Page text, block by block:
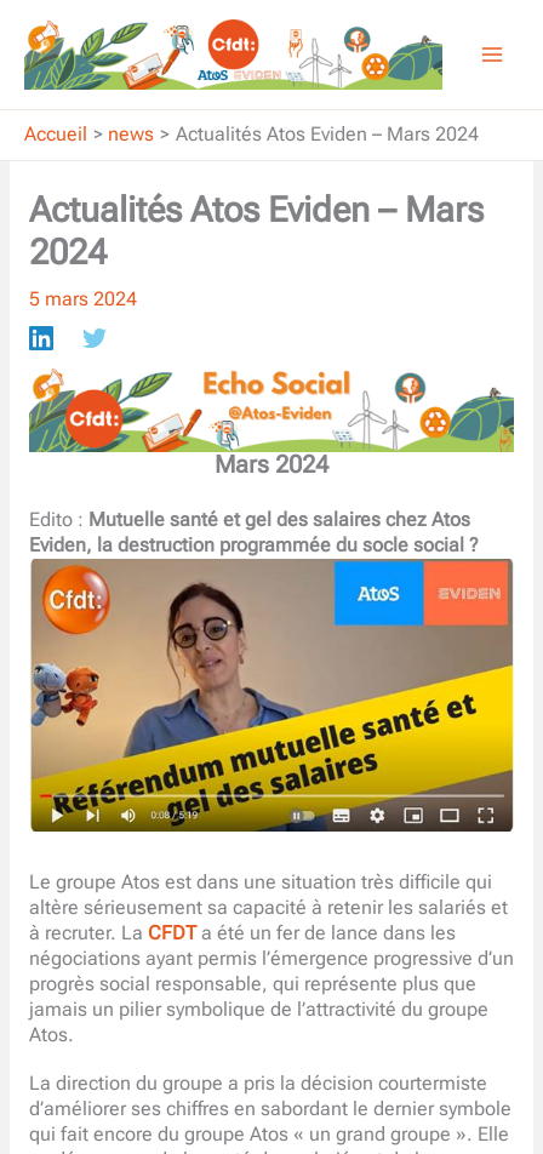
contenu
Accueil news Actualités Atos Eviden – Mars 2024
Actualités Atos Eviden – Mars
2024
5 mars 2024
Mars 2024
Edito : Mutuelle santé et gel des salaires chez Atos
Eviden, la destruction programmée du socle social ?
Le groupe Atos est dans une situation très difficile qui
altère sérieusement sa capacité à retenir les salariés et
à recruter. La CFDTa été un fer de lance dans les
négociations ayant permis l’émergence progressive d’un
progrès social responsable, qui représente plus que
jamais un pilier symbolique de l’attractivité du groupe
Atos.
La direction du groupe a pris la décision courtermiste
d’améliorer ses chiffres en sabordant le dernier symbole
qui fait encore du groupe Atos « un grand groupe ». Elle